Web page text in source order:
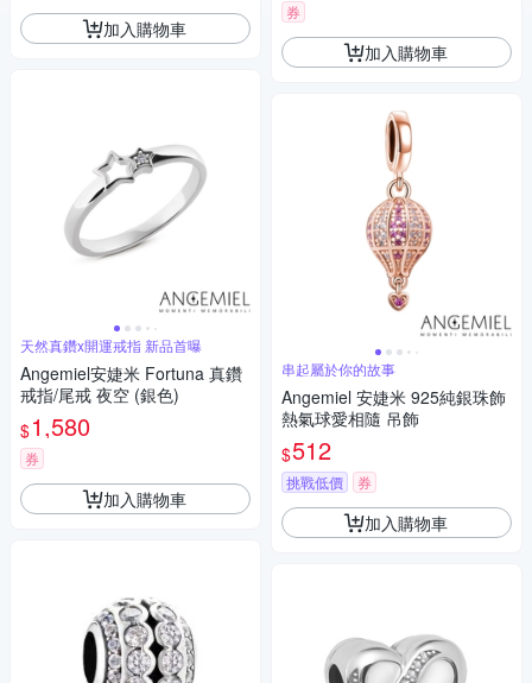
加入購物車
天然真鑽x開運戒指 新品首曝
Angemiel安婕米 Fortuna 真鑽
戒指/尾戒 夜空 (銀色)
$1,580
券
加入購物車
券
加入購物車
串起屬於你的故事
Angemiel 安婕米 925純銀珠飾
熱氣球愛相隨 吊飾
$512
挑戰低價 券
加入購物車